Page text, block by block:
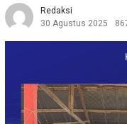
Redaksi
30 Agustus 2025